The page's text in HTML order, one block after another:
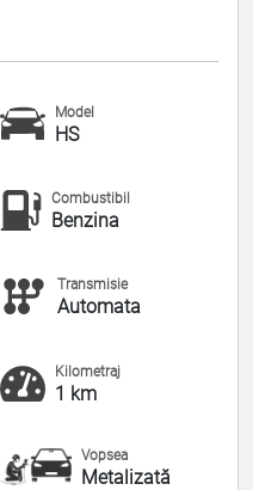
Model
HS
Combustibil
Benzina
Transmisie
Automata
Kilometraj
1 km
Vopsea
Metalizată